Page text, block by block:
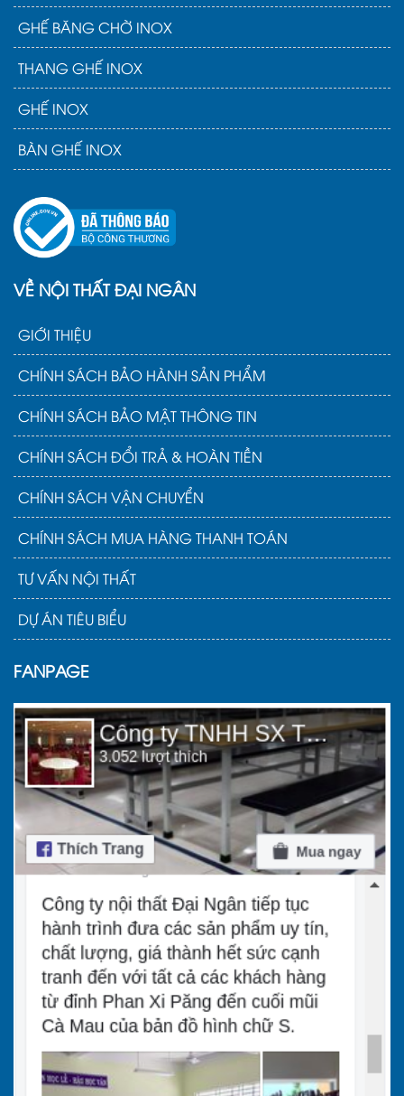
GHẾ BĂNG CHỜ INOX
THANG GHẾ INOX
GHẾ INOX
BÀN GHẾ INOX
VỀ NỘI THẤT ĐẠI NGÂN
GIỚI THIỆU
CHÍNH SÁCH BẢO HÀNH SẢN PHẨM
CHÍNH SÁCH BẢO MẬT THÔNG TIN
CHÍNH SÁCH ĐỔI TRẢ & HOÀN TIỀN
CHÍNH SÁCH VẬN CHUYỂN
CHÍNH SÁCH MUA HÀNG THANH TOÁN
TƯ VẤN NỘI THẤT
DỰ ÁN TIÊU BIỂU
FANPAGE